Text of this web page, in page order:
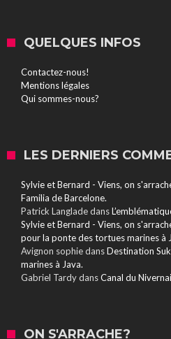
QUELQUES INFOS
Contactez-nous!
Mentions légales
Qui sommes-nous?
LES DERNIERS
Sylvie et Bernard - Viens, on
Familia de Barcelone.
Patrick Langladedans
Sylvie et Bernard - Viens, on
pour la ponte des tortues marines à
Avignon sophiedansDestination
marines à Java.
Gabriel TardydansCanal du
ON S'ARRACHE?